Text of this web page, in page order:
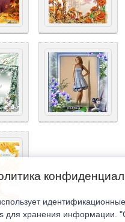
для хранения информации.